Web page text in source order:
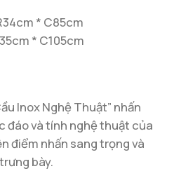
* C85cm
* C105cm
Inox Nghệ Thuật” nhấn
đáo và tính nghệ thuật của
điểm nhấn sang trọng và
bày.